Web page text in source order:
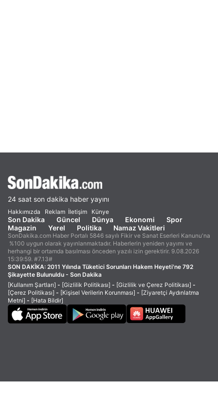
24 saat son dakika haber yayını
Hakkımızda Reklam İletişim Künye
Son Dakika Güncel Dünya Ekonomi
Spor
Magazin
Yerel Politika Namaz Vakitleri
SonDakika.com Haber Portalı 5846 sayılı Fikir ve Sanat Eserleri Kanunu'na
%100 uygun olarak yayınlanmaktadır. Haberlerin yeniden yayımı ve
herhangi bir ortamda basılması önceden yazılı izin gerektirir. 9.08.2026
15:39:59. #7.13#
SON DAKİKA: 2011 Yılında Tüketici Sorunları Hakem Heyeti'ne 792
Şikayette Bulunuldu - Son Dakika
[Kullanım Şartları] - [Gizlilik Politikası] - [Gizlilik ve Çerez Politikası] -
[Çerez Politikası] - [Kişisel Verilerin Korunması] - [Ziyaretçi Aydınlatma
Metni] - [Hata Bildir]